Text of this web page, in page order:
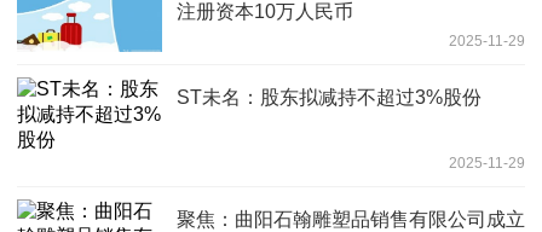
注册资本10万人民币
2025-11-29
ST未名：股东拟减持不超过3%股份
2025-11-29
聚焦：曲阳石翰雕塑品销售有限公司成立